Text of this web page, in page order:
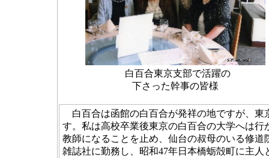
白百合東京支部で活躍の
下さった幹事の皆様
白百合は函館の白百合が発祥の地ですが、東
す。私は高校卒業後東京の白百合の大学へは
教師になることを止め、仙台の叔母のいる修
雑誌社に勤務し、昭和47年日本橋蛎殻町に主